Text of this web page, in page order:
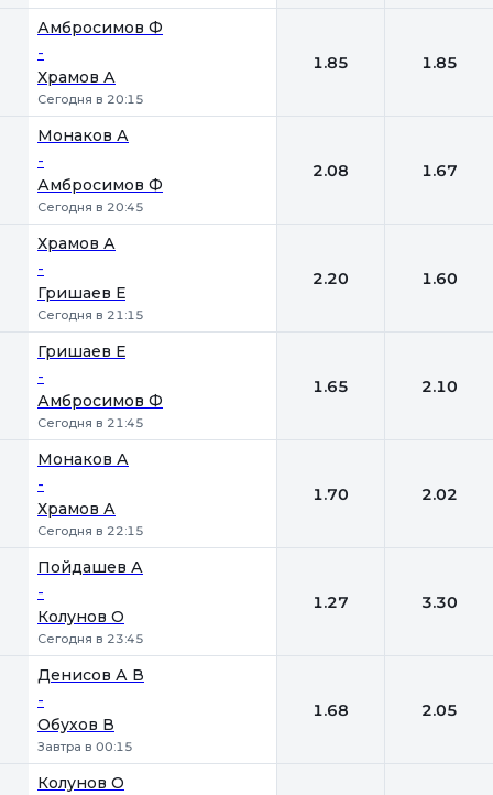
Амбросимов Ф
-
Храмов А
Сегодня в 20:15
1.85 1.85
Монаков А
-
Амбросимов Ф
Сегодня в 20:45
2.08 1.67
Храмов А
-
Гришаев Е
Сегодня в 21:15
2.20 1.60
Гришаев Е
-
Амбросимов Ф
Сегодня в 21:45
1.65 2.10
Монаков А
-
Храмов А
Сегодня в 22:15
1.70 2.02
Пойдашев А
-
Колунов О
Сегодня в 23:45
1.27 3.30
Денисов А В
-
Обухов В
Завтра в 00:15
1.68 2.05
Колунов О